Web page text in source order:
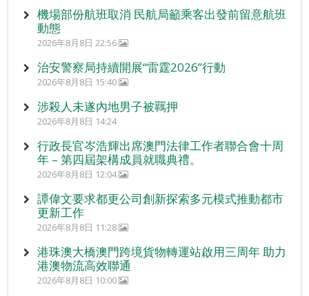
機場部份航班取消 民航局籲乘客出發前留意航班
動態
2026年8月8日 22:56
治安警察局持續開展“雷霆2026”行動
2026年8月8日 15:40
涉殺人未遂內地男子被羈押
2026年8月8日 14:24
行政長官岑浩輝出席澳門法律工作者聯合會十周
年 – 第四屆架構成員就職典禮。
2026年8月8日 12:04
譚偉文要求都更公司創新探索多元模式推動都市
更新工作
2026年8月8日 11:28
港珠澳大橋澳門跨境貨物轉運站啟用三周年 助力
港澳物流高效聯通
2026年8月8日 10:00